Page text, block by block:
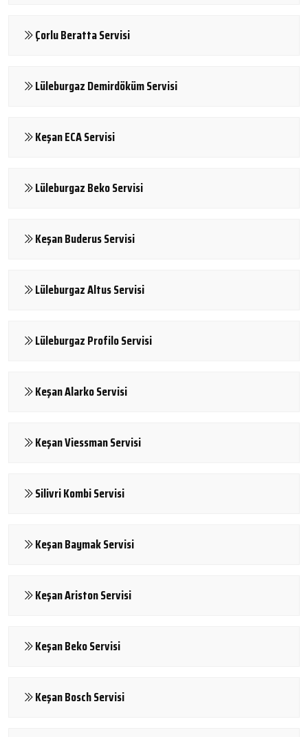
Çorlu Beratta Servisi
Lüleburgaz Demirdöküm Servisi
Keşan ECA Servisi
Lüleburgaz Beko Servisi
Keşan Buderus Servisi
Lüleburgaz Altus Servisi
Lüleburgaz Profilo Servisi
Keşan Alarko Servisi
Keşan Viessman Servisi
Silivri Kombi Servisi
Keşan Baymak Servisi
Keşan Ariston Servisi
Keşan Beko Servisi
Keşan Bosch Servisi